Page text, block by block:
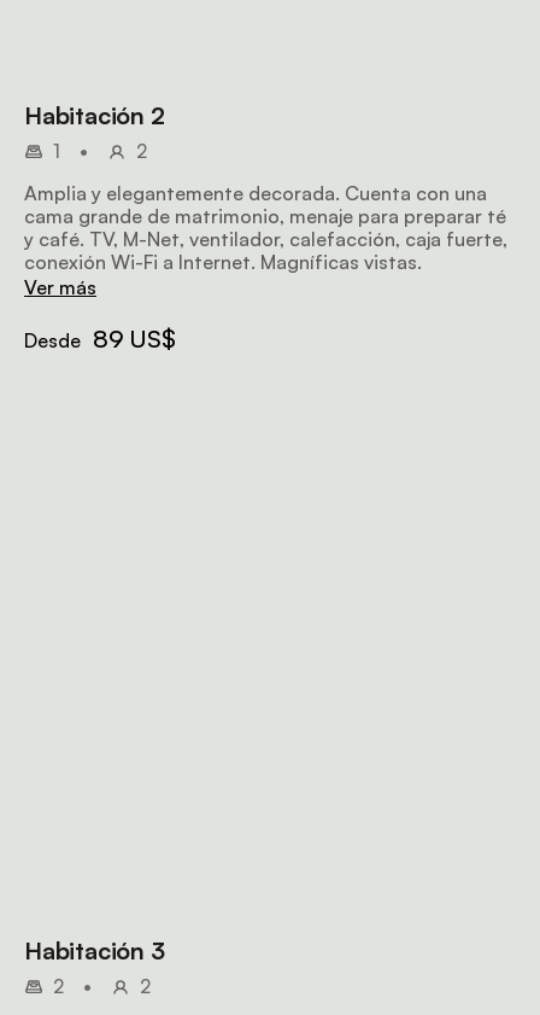
Habitación 2
1 •
2
Amplia y elegantemente decorada. Cuenta con una
cama grande de matrimonio, menaje para preparar té
y café. TV, M-Net, ventilador, calefacción, caja fuerte,
conexión Wi-Fi a Internet. Magníficas vistas.
Ver más
Desde 89 US$
Habitación 3
2 •
2